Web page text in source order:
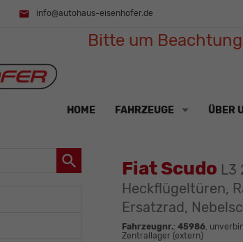
info@autohaus-eisenhofer.de
Bitte um
HOME FAHRZEUGE ÜBER
Fiat Scudo L3
Heckflügeltüren,
Ersatzrad,
Fahrzeugnr.: 45986,
Zentrallager (extern)